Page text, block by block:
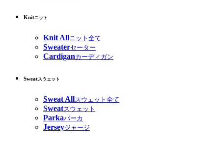
Knitニット
Knit Allニット全て
Sweaterセーター
Cardiganカーディガン
Sweatスウェット
Sweat Allスウェット全て
Sweatスウェット
Parkaパーカ
Jerseyジャージ